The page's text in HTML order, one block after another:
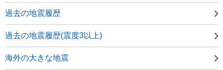
過去の地震履歴
過去の地震履歴(震度3以上)
海外の大きな地震